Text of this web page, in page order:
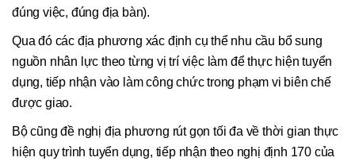
đúng việc, đúng địa bàn).
Qua đó các địa phương xác định cụ thể nhu cầu bổ sung
nguồn nhân lực theo từng vị trí việc làm để thực hiện tuyển
dụng, tiếp nhận vào làm công chức trong phạm vi biên chế
được giao.
Bộ cũng đề nghị địa phương rút gọn tối đa về thời gian thực
hiện quy trình tuyển dụng, tiếp nhận theo nghị định 170 của